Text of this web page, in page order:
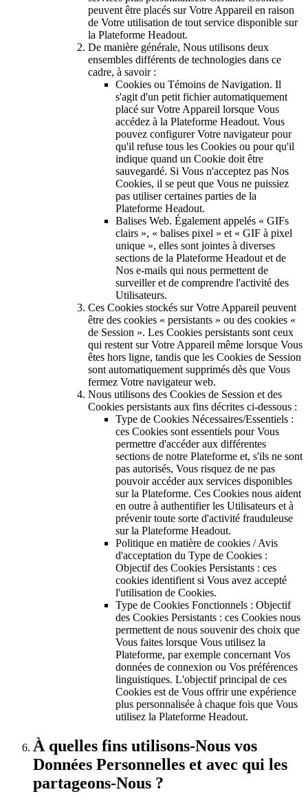
peuvent être placés sur Votre Appareil en raison
de Votre utilisation de tout service disponible sur
la Plateforme Headout.
De manière générale, Nous utilisons deux
ensembles différents de technologies dans ce
cadre, à savoir :
Cookies ou Témoins de Navigation. Il
s'agit d'un petit fichier automatiquement
placé sur Votre Appareil lorsque Vous
accédez à la Plateforme Headout. Vous
pouvez configurer Votre navigateur pour
qu'il refuse tous les Cookies ou pour qu'il
indique quand un Cookie doit être
sauvegardé. Si Vous n'acceptez pas Nos
Cookies, il se peut que Vous ne puissiez
pas utiliser certaines parties de la
Plateforme Headout.
Balises Web. Également appelés « GIFs
clairs », « balises pixel » et « GIF à pixel
unique », elles sont jointes à diverses
sections de la Plateforme Headout et de
Nos e-mails qui nous permettent de
surveiller et de comprendre l'activité des
Utilisateurs.
Ces Cookies stockés sur Votre Appareil peuvent
être des cookies « persistants » ou des cookies «
de Session ». Les Cookies persistants sont ceux
qui restent sur Votre Appareil même lorsque Vous
êtes hors ligne, tandis que les Cookies de Session
sont automatiquement supprimés dès que Vous
fermez Votre navigateur web.
Nous utilisons des Cookies de Session et des
Cookies persistants aux fins décrites ci-dessous :
Type de Cookies Nécessaires/Essentiels :
ces Cookies sont essentiels pour Vous
permettre d'accéder aux différentes
sections de notre Plateforme et, s'ils ne sont
pas autorisés, Vous risquez de ne pas
pouvoir accéder aux services disponibles
sur la Plateforme. Ces Cookies nous aident
en outre à authentifier les Utilisateurs et à
prévenir toute sorte d'activité frauduleuse
sur la Plateforme Headout.
Politique en matière de cookies / Avis
d'acceptation du Type de Cookies :
Objectif des Cookies Persistants : ces
cookies identifient si Vous avez accepté
l'utilisation de Cookies.
Type de Cookies Fonctionnels : Objectif
des Cookies Persistants : ces Cookies nous
permettent de nous souvenir des choix que
Vous faites lorsque Vous utilisez la
Plateforme, par exemple concernant Vos
données de connexion ou Vos préférences
linguistiques. L'objectif principal de ces
Cookies est de Vous offrir une expérience
plus personnalisée à chaque fois que Vous
utilisez la Plateforme Headout.
À quelles fins utilisons-Nous vos
Données Personnelles et avec qui les
partageons-Nous ?